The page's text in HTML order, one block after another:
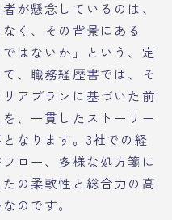
が懸念しているのは、
く、その背景にある
はないか」という、定
、職務経歴書では、そ
アプランに基づいた前
、一貫したストーリー
なります。3社での経
ロー、多様な処方箋に
の柔軟性と総合力の高
のです。